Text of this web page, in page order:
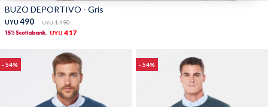
BUZO DEPORTIVO - Gris
UYU 490 UYU 1.490
UYU 417
54 54